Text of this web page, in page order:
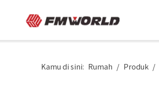
Kamu di sini: Rumah / Produk /